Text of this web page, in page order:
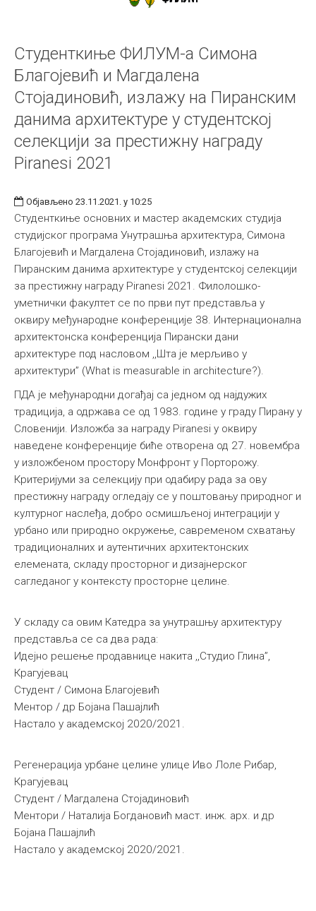
Студенткиње ФИЛУМ-а Симона
Благојевић и Магдалена
Стојадиновић, излажу на Пиранским
данима архитектуре у студентској
селекцији за престижну награду
Piranesi 2021
Објављено 23.11.2021. у 10:25
Студенткиње основних и мастер академских студија
студијског програма Унутрашња архитектура, Симона
Благојевић и Магдалена Стојадиновић, излажу на
Пиранским данима архитектуре у студентској селекцији
за престижну награду Piranesi 2021. Филолошко-
уметнички факултет се по први пут представља у
оквиру међународне конференције 38. Интернационална
архитектонска конференција Пирански дани
архитектуре под насловом ,,Шта је мерљиво у
архитектури’’ (What is measurable in architecture?).
ПДА је међународни догађај са једном од најдужих
традиција, а одржава се од 1983. године у граду Пирану у
Словенији. Изложба за награду Piranesi у оквиру
наведене конференције биће отворена од 27. новембра
у изложбеном простору Монфронт у Порторожу.
Критеријуми за селекцију при одабиру рада за ову
престижну награду огледају се у поштовању природног и
културног наслеђа, добро осмишљеној интеграцији у
урбано или природно окружење, савременом схватању
традиционалних и аутентичних архитектонских
елемената, складу просторног и дизајнерског
сагледаног у контексту просторне целине.
У складу са овим Катедра за унутрашњу архитектуру
представља се са два рада:
Идејно решење продавнице накита ,,Студио Глина’’,
Крагујевац
Студент / Симона Благојевић
Ментор / др Бојана Пашајлић
Настало у академској 2020/2021.
Регенерација урбане целине улице Иво Лоле Рибар,
Крагујевац
Студент / Магдалена Стојадиновић
Ментори / Наталија Богдановић маст. инж. арх. и др
Бојана Пашајлић
Настало у академској 2020/2021.